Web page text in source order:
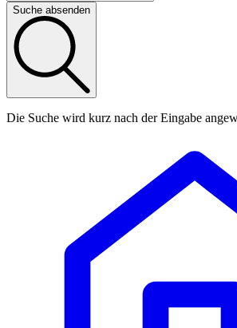
Suche absenden
Die Suche wird kurz nach der Eingabe